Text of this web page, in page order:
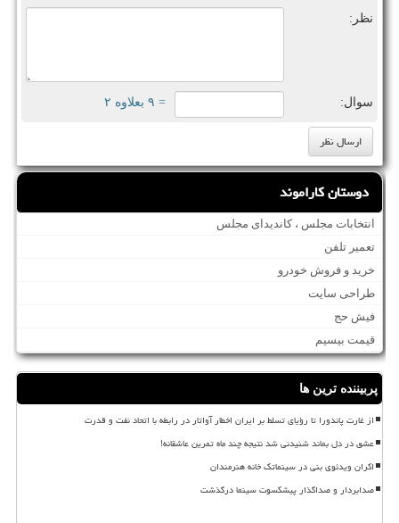
نظر:
سوال: = ۹ بعلاوه ۲
دوستان کاراموند
انتخابات مجلس ، کاندیدای مجلس
تعمیر تلفن
خرید و فروش خودرو
طراحی سایت
فیش حج
قیمت بیسیم
پربیننده ترین ها
از غارت پاندورا تا رؤیای تسلط بر ایران اخطار آواتار در رابطه با اتحاد نفت و قدرت
عشق در دل بماند شنیدنی شد نتیجه چند ماه تمرین عاشقانه!
اکران ویدئوی بنی در سینماتک خانه هنرمندان
صدابردار و صداگذار پیشکسوت سینما درگذشت